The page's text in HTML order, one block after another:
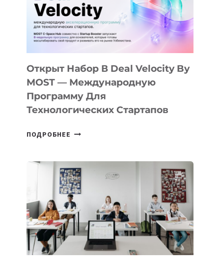
YOUTH
CAMP
ДАЛ
30
ПОДРОСТКАМ
БИЛЕТ
В
ПРЕДПРИНИМАТЕЛЬСТВО
Открыт Набор В Deal Velocity By
MOST — Международную
Программу Для
Технологических Стартапов
ПОДРОБНЕЕ ОТКРЫТ
DEAL
VELOCITY
BY
MOST
—
МЕЖДУНАРОДНУЮ
ПРОГРАММУ
ДЛЯ